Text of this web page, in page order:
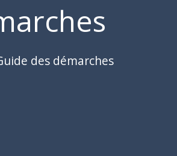
des démarches